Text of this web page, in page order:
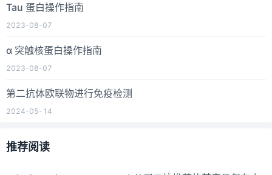
Tau 蛋白操作指南
2023-08-07
α 突触核蛋白操作指南
2023-08-07
第二抗体欧联物进行免疫检测
2024-05-14
推荐阅读